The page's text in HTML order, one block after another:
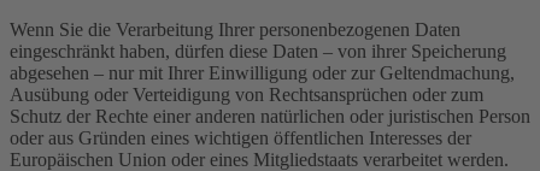
Wenn Sie die Verarbeitung Ihrer personenbezogenen Daten
eingeschränkt haben, dürfen diese Daten – von ihrer Speicherung
abgesehen – nur mit Ihrer Einwilligung oder zur Geltendmachung,
Ausübung oder Verteidigung von Rechtsansprüchen oder zum
Schutz der Rechte einer anderen natürlichen oder juristischen Person
oder aus Gründen eines wichtigen öffentlichen Interesses der
Europäischen Union oder eines Mitgliedstaats verarbeitet werden.